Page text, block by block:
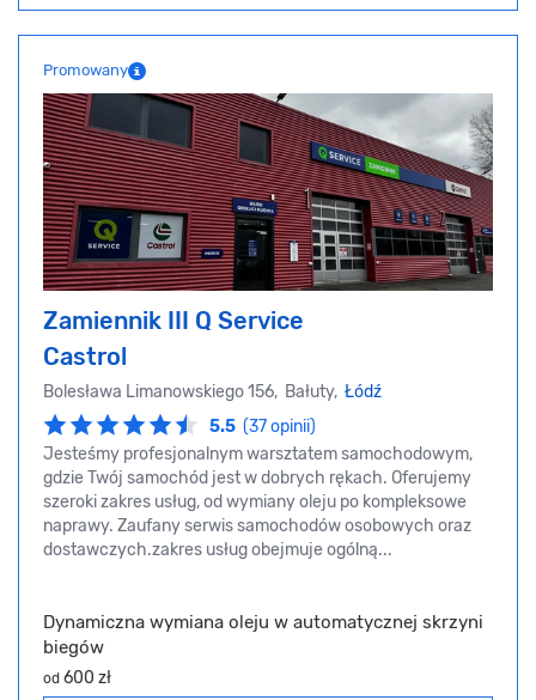
Promowany
Zamiennik III Q Service
Castrol
Bolesława Limanowskiego 156, Bałuty, Łódź
5.5 (37 opinii)
Jesteśmy profesjonalnym warsztatem samochodowym,
gdzie Twój samochód jest w dobrych rękach. Oferujemy
szeroki zakres usług, od wymiany oleju po kompleksowe
naprawy. Zaufany serwis samochodów osobowych oraz
dostawczych.zakres usług obejmuje ogólną...
Dynamiczna wymiana oleju w automatycznej skrzyni
biegów
od 600 zł